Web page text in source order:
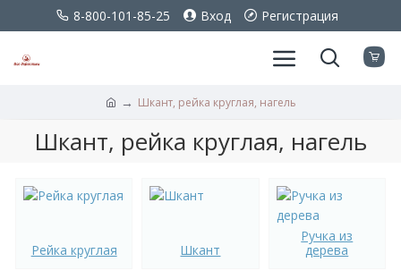
8-800-101-85-25 Вход Регистрация
Шкант, рейка круглая, нагель
Шкант,
круглая,
нагель
Шкант, рейка круглая, нагель
Рейка круглая Шкант
Ручка из
дерева